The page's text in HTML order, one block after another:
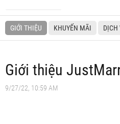
GIỚI THIỆU KHUYẾN MÃI DỊCH
Giới thiệu
9/27/22, 10:59 AM